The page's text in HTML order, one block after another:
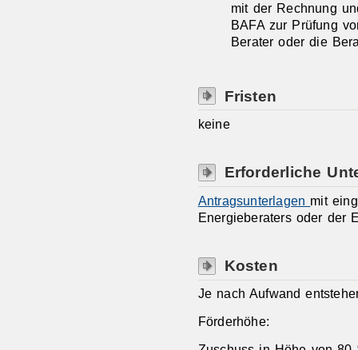
mit der Rechnung
BAFA zur Prüfung
Berater oder die
Fristen
keine
Erforderliche
Antragsunterlagen mit
Energieberaters oder der
Kosten
Je nach Aufwand
Förderhöhe: